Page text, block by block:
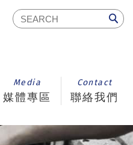
Media
媒體專區
Contact
聯絡我們